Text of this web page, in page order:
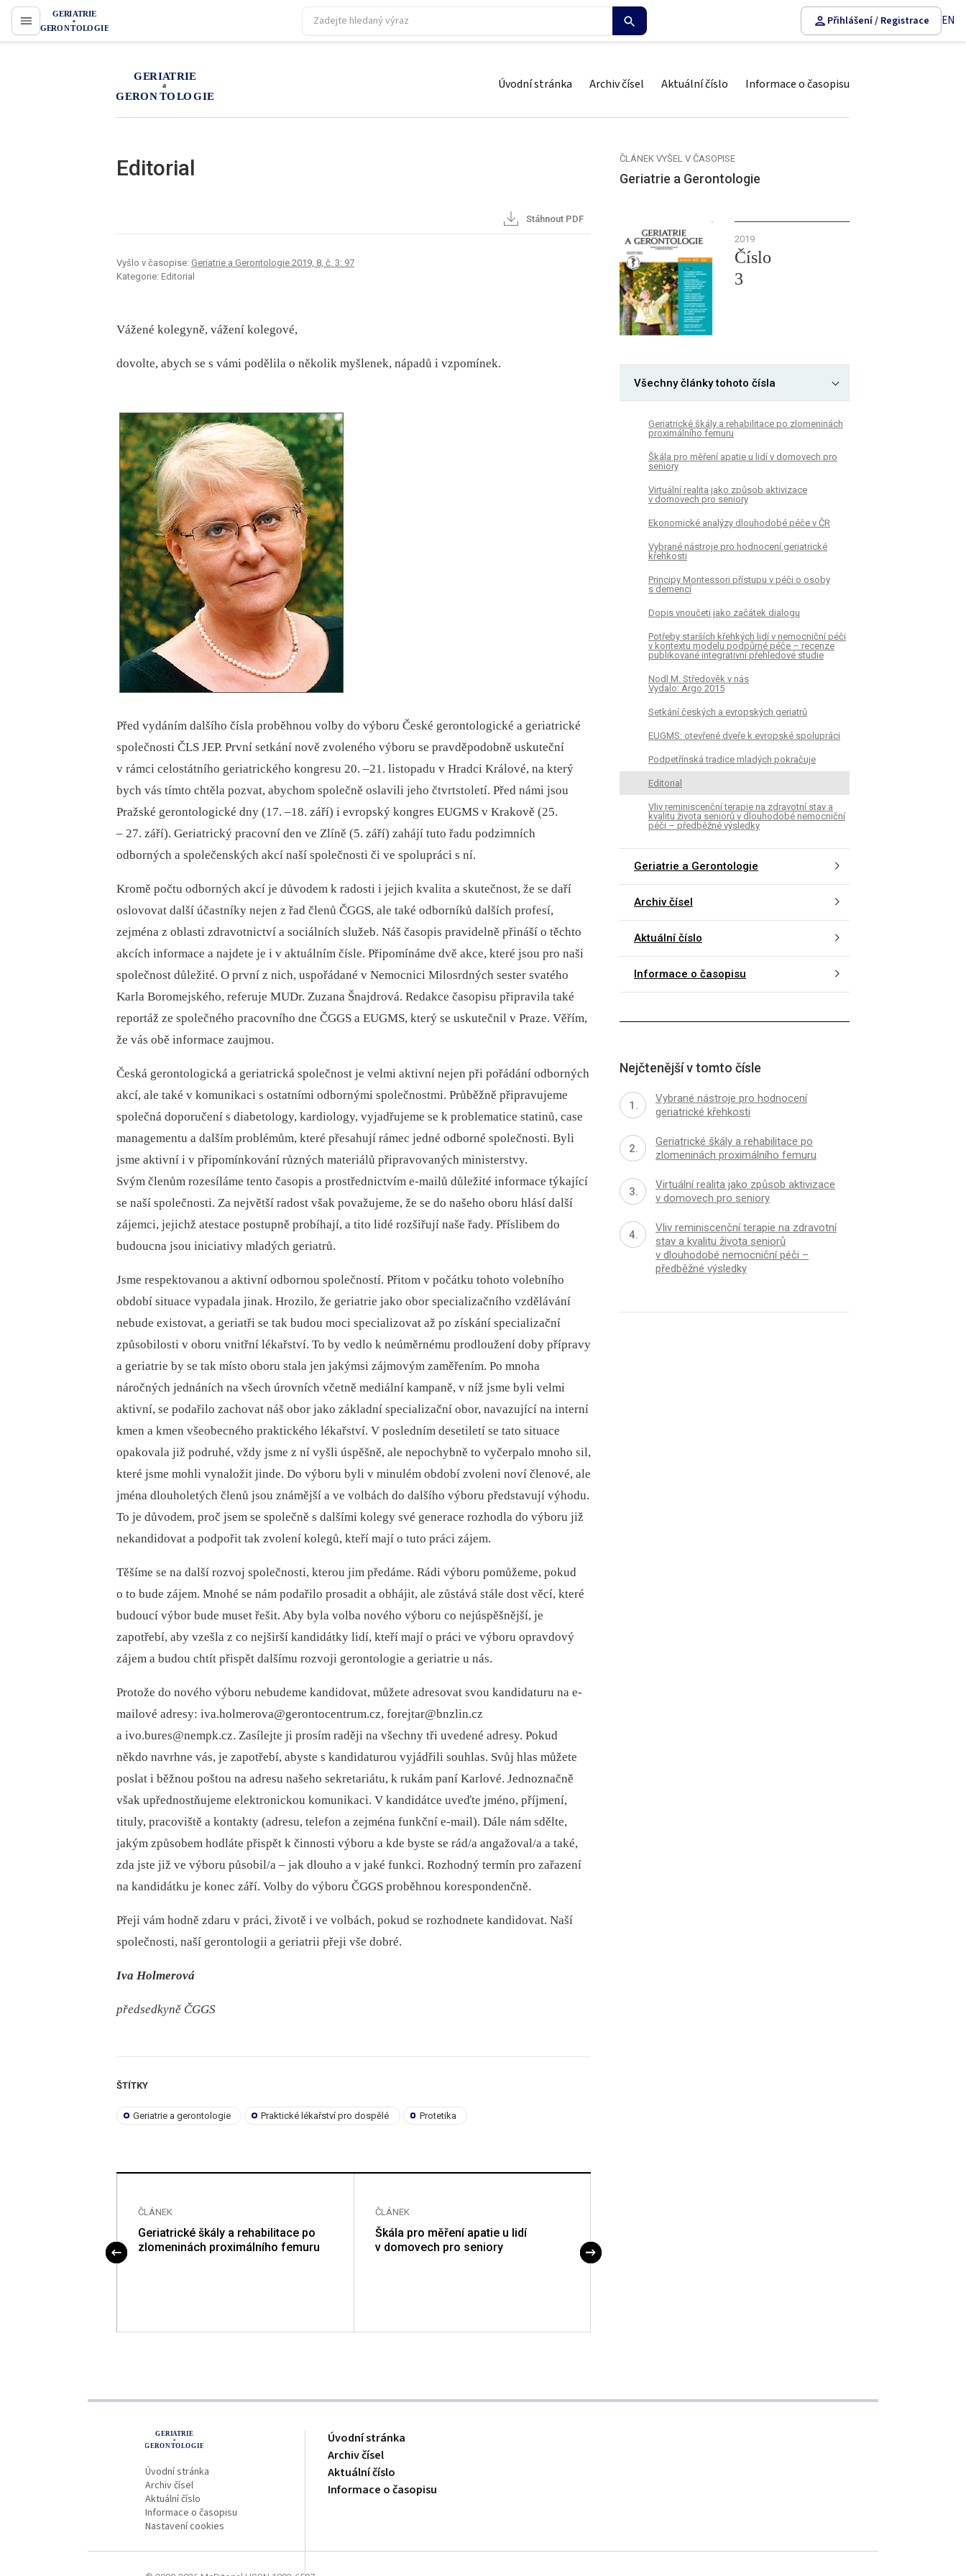
proLékaře.cz
Přihlášení / Registrace EN
proLékaře.cz Úvodní stránka Archiv čísel Aktuální číslo Informace o časopisu
Editorial
Stáhnout PDF
Vyšlo v časopise: Geriatrie a Gerontologie 2019, 8, č. 3: 97
Kategorie: Editorial
Vážené kolegyně, vážení kolegové,
dovolte, abych se s vámi podělila o několik myšlenek, nápadů i vzpomínek.
Před vydáním dalšího čísla proběhnou volby do výboru České gerontologické a geriatrické
společnosti ČLS JEP. První setkání nově zvoleného výboru se pravděpodobně uskuteční
v rámci celostátního geriatrického kongresu 20. –21. listopadu v Hradci Králové, na který
bych vás tímto chtěla pozvat, abychom společně oslavili jeho čtvrtstoletí. Před námi jsou
Pražské gerontologické dny (17. –18. září) i evropský kongres EUGMS v Krakově (25.
–⁠ 27. září). Geriatrický pracovní den ve Zlíně (5. září) zahájí tuto řadu podzimních
odborných a společenských akcí naší společnosti či ve spolupráci s ní.
Kromě počtu odborných akcí je důvodem k radosti i jejich kvalita a skutečnost, že se daří
oslovovat další účastníky nejen z řad členů ČGGS, ale také odborníků dalších profesí,
zejména z oblasti zdravotnictví a sociálních služeb. Náš časopis pravidelně přináší o těchto
akcích informace a najdete je i v aktuálním čísle. Připomínáme dvě akce, které jsou pro naši
společnost důležité. O první z nich, uspořádané v Nemocnici Milosrdných sester svatého
Karla Boromejského, referuje MUDr. Zuzana Šnajdrová. Redakce časopisu připravila také
reportáž ze společného pracovního dne ČGGS a EUGMS, který se uskutečnil v Praze. Věřím,
že vás obě informace zaujmou.
Česká gerontologická a geriatrická společnost je velmi aktivní nejen při pořádání odborných
akcí, ale také v komunikaci s ostatními odbornými společnostmi. Průběžně připravujeme
společná doporučení s diabetology, kardiology, vyjadřujeme se k problematice statinů, case
managementu a dalším problémům, které přesahují rámec jedné odborné společnosti. Byli
jsme aktivní i v připomínkování různých materiálů připravovaných ministerstvy.
Svým členům rozesíláme tento časopis a prostřednictvím e-mailů důležité informace týkající
se naší společnosti. Za největší radost však považujeme, že se do našeho oboru hlásí další
zájemci, jejichž atestace postupně probíhají, a tito lidé rozšiřují naše řady. Příslibem do
budoucna jsou iniciativy mladých geriatrů.
Jsme respektovanou a aktivní odbornou společností. Přitom v počátku tohoto volebního
období situace vypadala jinak. Hrozilo, že geriatrie jako obor specializačního vzdělávání
nebude existovat, a geriatři se tak budou moci specializovat až po získání specializační
způsobilosti v oboru vnitřní lékařství. To by vedlo k neúměrnému prodloužení doby přípravy
a geriatrie by se tak místo oboru stala jen jakýmsi zájmovým zaměřením. Po mnoha
náročných jednáních na všech úrovních včetně mediální kampaně, v níž jsme byli velmi
aktivní, se podařilo zachovat náš obor jako základní specializační obor, navazující na interní
kmen a kmen všeobecného praktického lékařství. V posledním desetiletí se tato situace
opakovala již podruhé, vždy jsme z ní vyšli úspěšně, ale nepochybně to vyčerpalo mnoho sil,
které jsme mohli vynaložit jinde. Do výboru byli v minulém období zvoleni noví členové, ale
jména dlouholetých členů jsou známější a ve volbách do dalšího výboru představují výhodu.
To je důvodem, proč jsem se společně s dalšími kolegy své generace rozhodla do výboru již
nekandidovat a podpořit tak zvolení kolegů, kteří mají o tuto práci zájem.
Těšíme se na další rozvoj společnosti, kterou jim předáme. Rádi výboru pomůžeme, pokud
o to bude zájem. Mnohé se nám podařilo prosadit a obhájit, ale zůstává stále dost věcí, které
budoucí výbor bude muset řešit. Aby byla volba nového výboru co nejúspěšnější, je
zapotřebí, aby vzešla z co nejširší kandidátky lidí, kteří mají o práci ve výboru opravdový
zájem a budou chtít přispět dalšímu rozvoji gerontologie a geriatrie u nás.
Protože do nového výboru nebudeme kandidovat, můžete adresovat svou kandidaturu na e-
mailové adresy: iva.holmerova@gerontocentrum.cz, forejtar@bnzlin.cz
a ivo.bures@nempk.cz. Zasílejte ji prosím raději na všechny tři uvedené adresy. Pokud
někdo navrhne vás, je zapotřebí, abyste s kandidaturou vyjádřili souhlas. Svůj hlas můžete
poslat i běžnou poštou na adresu našeho sekretariátu, k rukám paní Karlové. Jednoznačně
však upřednostňujeme elektronickou komunikaci. V kandidátce uveďte jméno, příjmení,
tituly, pracoviště a kontakty (adresu, telefon a zejména funkční e-mail). Dále nám sdělte,
jakým způsobem hodláte přispět k činnosti výboru a kde byste se rád/a angažoval/a a také,
zda jste již ve výboru působil/a –⁠ jak dlouho a v jaké funkci. Rozhodný termín pro zařazení
na kandidátku je konec září. Volby do výboru ČGGS proběhnou korespondenčně.
Přeji vám hodně zdaru v práci, životě i ve volbách, pokud se rozhodnete kandidovat. Naší
společnosti, naší gerontologii a geriatrii přeji vše dobré.
Iva Holmerová
předsedkyně ČGGS
ŠTÍTKY
Geriatrie a gerontologie Praktické lékařství pro dospělé Protetika
ČLÁNEK
Geriatrické škály a rehabilitace po
zlomeninách proximálního femuru
ČLÁNEK
Škála pro měření apatie u lidí
v domovech pro seniory
ČLÁNEK VYŠEL V ČASOPISE
Geriatrie a Gerontologie
2019
Číslo
3
Všechny články tohoto čísla
Geriatrické škály a rehabilitace po zlomeninách
proximálního femuru
Škála pro měření apatie u lidí v domovech pro
seniory
Virtuální realita jako způsob aktivizace
v domovech pro seniory
Ekonomické analýzy dlouhodobé péče v ČR
Vybrané nástroje pro hodnocení geriatrické
křehkosti
Principy Montessori přístupu v péči o osoby
s demencí
Dopis vnoučeti jako začátek dialogu
Potřeby starších křehkých lidí v nemocniční péči
v kontextu modelu podpůrné péče – recenze
publikované integrativní přehledové studie
Nodl M. Středověk v nás
Vydalo: Argo 2015
Setkání českých a evropských geriatrů
EUGMS: otevřené dveře k evropské spolupráci
Podpetřínská tradice mladých pokračuje
Editorial
Vliv reminiscenční terapie na zdravotní stav a
kvalitu života seniorů v dlouhodobé nemocniční
péči – předběžné výsledky
Geriatrie a Gerontologie
Archiv čísel
Aktuální číslo
Informace o časopisu
Nejčtenější v tomto čísle
Vybrané nástroje pro hodnocení
geriatrické křehkosti
Geriatrické škály a rehabilitace po
zlomeninách proximálního femuru
Virtuální realita jako způsob aktivizace
v domovech pro seniory
Vliv reminiscenční terapie na zdravotní
stav a kvalitu života seniorů
v dlouhodobé nemocniční péči –
předběžné výsledky
Úvodní stránka
Archiv čísel
Aktuální číslo
Informace o časopisu
Nastavení cookies
Úvodní stránka
Archiv čísel
Aktuální číslo
Informace o časopisu